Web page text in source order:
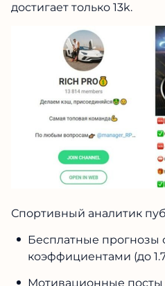
достигает только 13k.
Спортивный аналитик
Бесплатные прогнозы
коэффициентами (до
Мотивационные посты